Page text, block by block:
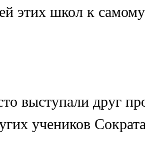
этих школ к
выступали друг
учеников